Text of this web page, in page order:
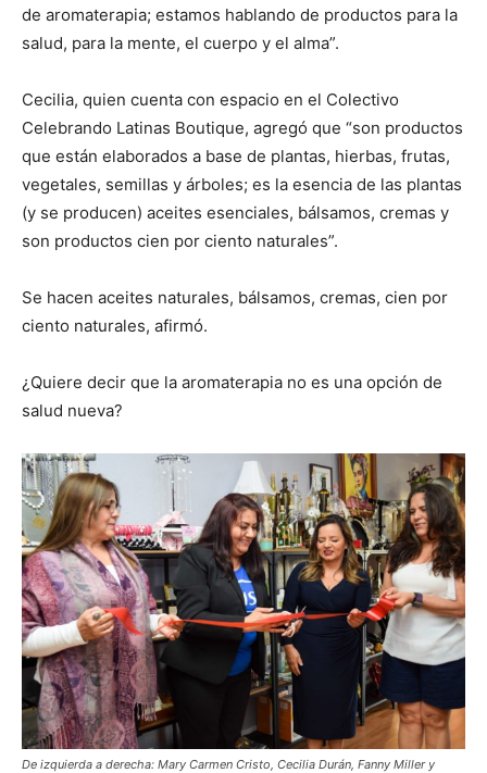
de aromaterapia; estamos hablando de productos para la
salud, para la mente, el cuerpo y el alma”.
Cecilia, quien cuenta con espacio en el Colectivo
Celebrando Latinas Boutique, agregó que “son productos
que están elaborados a base de plantas, hierbas, frutas,
vegetales, semillas y árboles; es la esencia de las plantas
(y se producen) aceites esenciales, bálsamos, cremas y
son productos cien por ciento naturales”.
Se hacen aceites naturales, bálsamos, cremas, cien por
ciento naturales, afirmó.
¿Quiere decir que la aromaterapia no es una opción de
salud nueva?
De izquierda a derecha: Mary Carmen Cristo, Cecilia Durán, Fanny Miller y